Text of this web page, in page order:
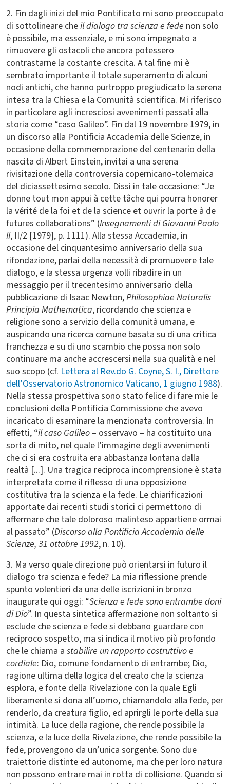
2. Fin dagli inizi del mio Pontificato mi sono preoccupato
di sottolineare cheil dialogo tra scienza e fede non solo
è possibile, ma essenziale, e mi sono impegnato a
rimuovere gli ostacoli che ancora potessero
contrastarne la costante crescita. A tal fine mi è
sembrato importante il totale superamento di alcuni
nodi antichi, che hanno purtroppo pregiudicato la serena
intesa tra la Chiesa e la Comunità scientifica. Mi riferisco
in particolare agli incresciosi avvenimenti passati alla
storia come “caso Galileo”. Fin dal 19 novembre 1979, in
un discorso alla Pontificia Accademia delle Scienze, in
occasione della commemorazione del centenario della
nascita di Albert Einstein, invitai a una serena
rivisitazione della controversia copernicano-tolemaica
del diciassettesimo secolo. Dissi in tale occasione: “Je
donne tout mon appui à cette tâche qui pourra honorer
la vérité de la foi et de la science et ouvrir la porte à de
futures collaborations” (Insegnamenti di Giovanni Paolo
II, II/2 [1979], p. 1111). Alla stessa Accademia, in
occasione del cinquantesimo anniversario della sua
rifondazione, parlai della necessità di promuovere tale
dialogo, e la stessa urgenza volli ribadire in un
messaggio per il trecentesimo anniversario della
pubblicazione di Isaac Newton,Philosophiae Naturalis
Principia Mathematica, ricordando che scienza e
religione sono a servizio della comunità umana, e
auspicando una ricerca comune basata su di una critica
franchezza e su di uno scambio che possa non solo
continuare ma anche accrescersi nella sua qualità e nel
suo scopo (cf. Lettera al Rev.do G. Coyne, S. I., Direttore
dell’Osservatorio Astronomico Vaticano, 1 giugno 1988).
Nella stessa prospettiva sono stato felice di fare mie le
conclusioni della Pontificia Commissione che avevo
incaricato di esaminare la menzionata controversia. In
effetti, “il caso Galileo – osservavo – ha costituito una
sorta di mito, nel quale l’immagine degli avvenimenti
che ci si era costruita era abbastanza lontana dalla
realtà [...]. Una tragica reciproca incomprensione è stata
interpretata come il riflesso di una opposizione
costitutiva tra la scienza e la fede. Le chiarificazioni
apportate dai recenti studi storici ci permettono di
affermare che tale doloroso malinteso appartiene ormai
al passato” (Discorso alla Pontificia Accademia delle
Scienze, 31 ottobre 1992, n. 10).
3. Ma verso quale direzione può orientarsi in futuro il
dialogo tra scienza e fede? La mia riflessione prende
spunto volentieri da una delle iscrizioni in bronzo
inaugurate qui oggi: “Scienza e fede sono entrambe doni
di Dio”. In questa sintetica affermazione non soltanto si
esclude che scienza e fede si debbano guardare con
reciproco sospetto, ma si indica il motivo più profondo
che le chiama a stabilire un rapporto costruttivo e
cordiale: Dio, comune fondamento di entrambe; Dio,
ragione ultima della logica del creato che la scienza
esplora, e fonte della Rivelazione con la quale Egli
liberamente si dona all’uomo, chiamandolo alla fede, per
renderlo, da creatura figlio, ed aprirgli le porte della sua
intimità. La luce della ragione, che rende possibile la
scienza, e la luce della Rivelazione, che rende possibile la
fede, provengono da un’unica sorgente. Sono due
traiettorie distinte ed autonome, ma che per loro natura
non possono entrare mai in rotta di collisione. Quando si